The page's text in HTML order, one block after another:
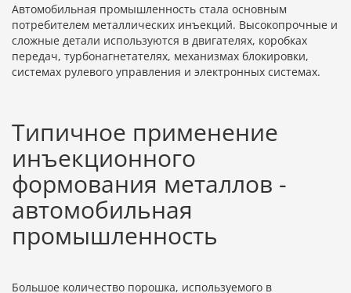
Автомобильная промышленность стала основным
потребителем металлических инъекций. Высокопрочные и
сложные детали используются в двигателях, коробках
передач, турбонагнетателях, механизмах блокировки,
системах рулевого управления и электронных системах.
Типичное применение
инъекционного
формования металлов -
автомобильная
промышленность
Большое количество порошка, используемого в